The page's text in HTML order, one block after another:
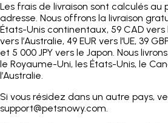
Les frais de livraison sont calculés au
adresse. Nous offrons la livraison
États-Unis continentaux, 59 CAD vers
vers l’Australie, 49 EUR vers l’UE, 39
et 5 000 JPY vers le Japon. Nous
le Royaume-Uni, les États-Unis, le
l’Australie.
Si vous résidez dans un autre pays,
support@petsnowy.com.